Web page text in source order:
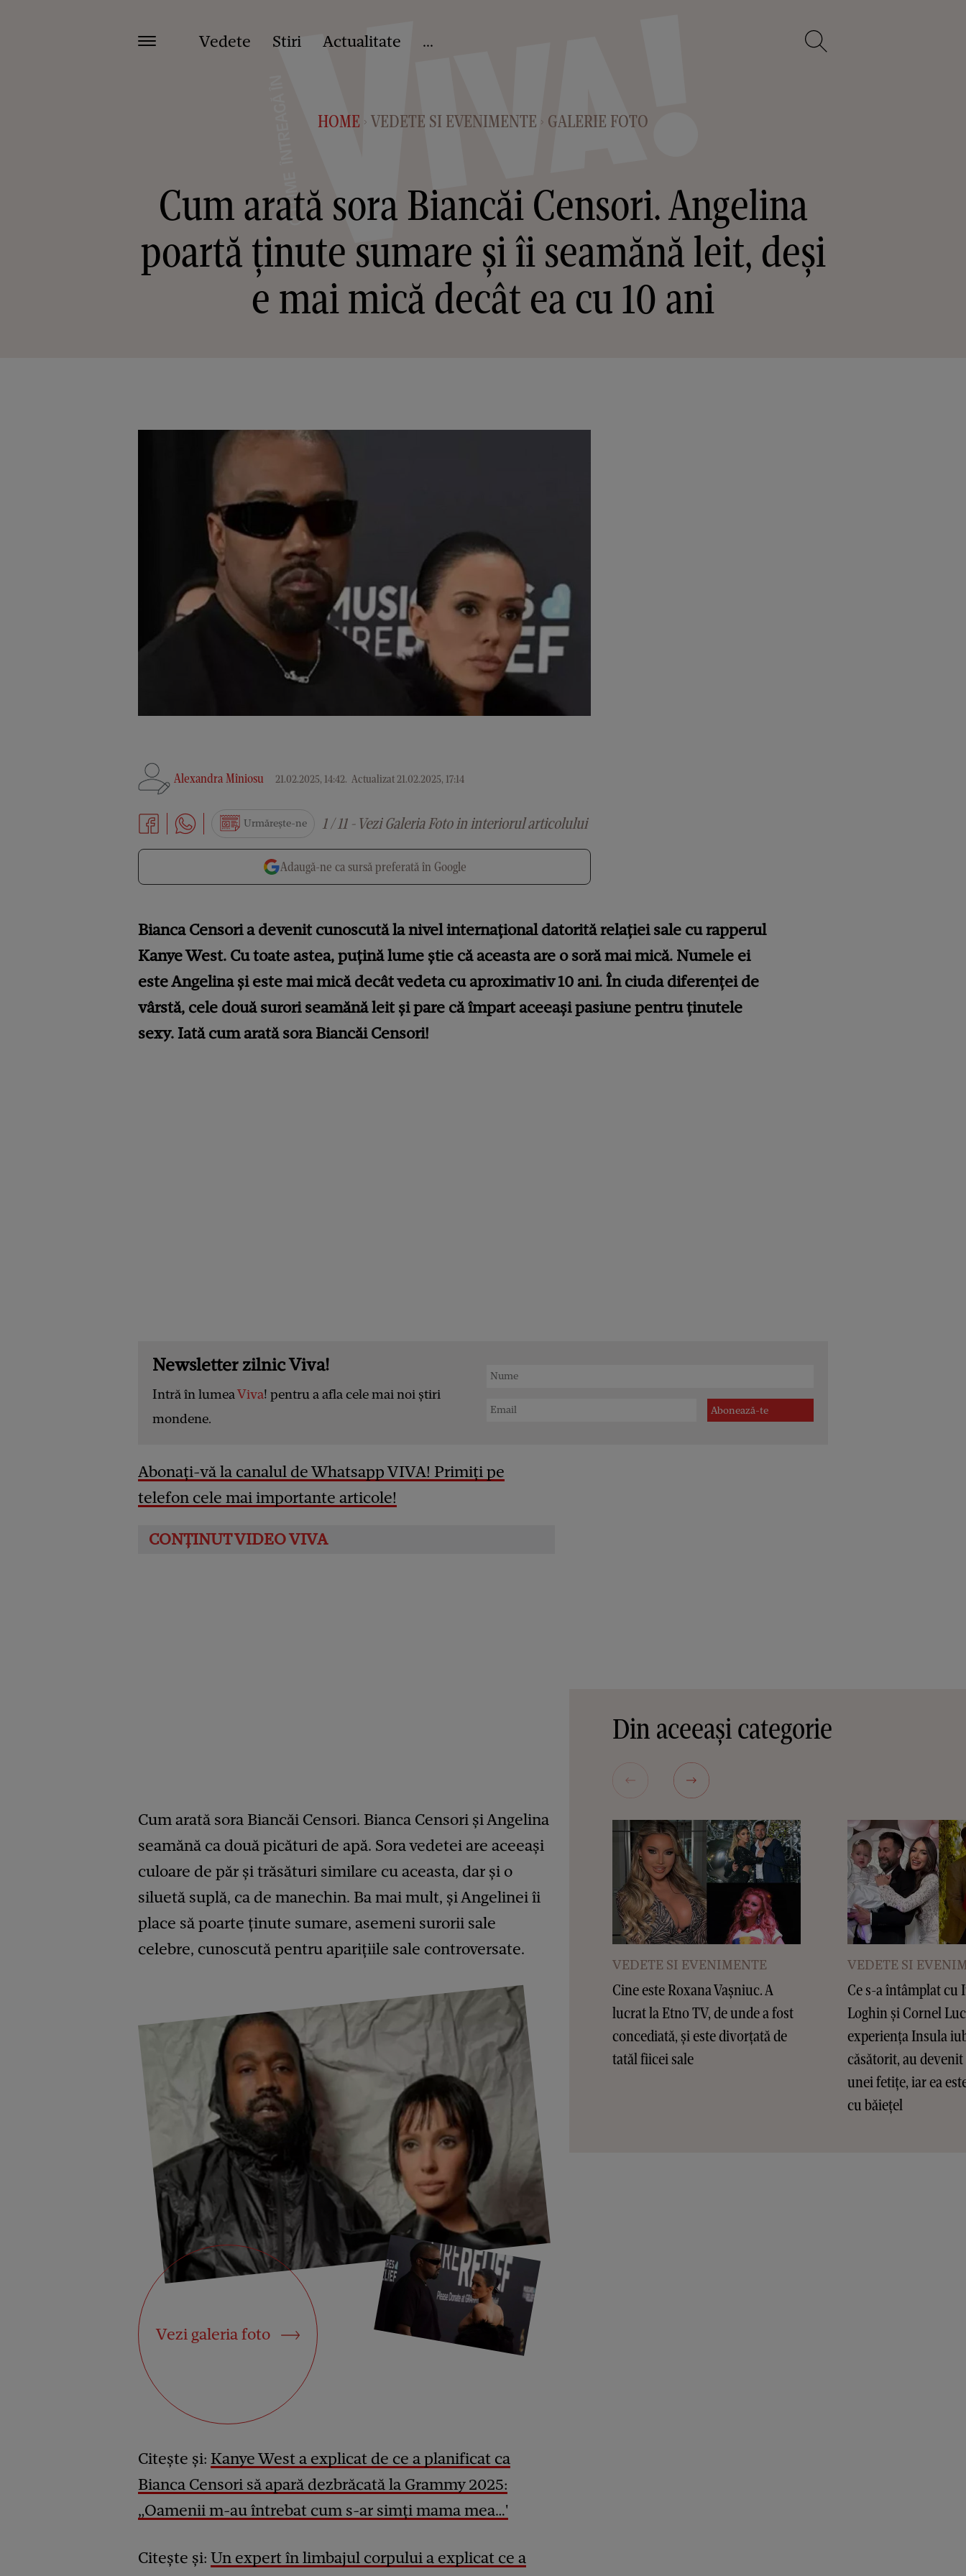
Vedete Stiri Actualitate ...
HOME > VEDETE SI EVENIMENTE > GALERIE FOTO
Cum arată sora Biancăi Censori. Angelina
poartă ținute sumare și îi seamănă leit, deși
e mai mică decât ea cu 10 ani
Alexandra Mîniosu 21.02.2025, 14:42. Actualizat 21.02.2025, 17:14
Urmărește-ne 1 / 11 - Vezi Galeria Foto in interiorul articolului
Adaugă-ne ca sursă preferată în Google
Bianca Censori a devenit cunoscută la nivel internațional datorită relației sale cu rapperul
Kanye West. Cu toate astea, puțină lume știe că aceasta are o soră mai mică. Numele ei
este Angelina și este mai mică decât vedeta cu aproximativ 10 ani. În ciuda diferenței de
vârstă, cele două surori seamănă leit și pare că împart aceeași pasiune pentru ținutele
sexy. Iată cum arată sora Biancăi Censori!
Newsletter zilnic Viva!
Intră în lumeaViva! pentru a afla cele mai noi știri
mondene.
Abonați-vă la canalul de Whatsapp VIVA! Primiți pe
telefon cele mai importante articole!
Cum arată sora Biancăi Censori. Bianca Censori și Angelina
seamănă ca două picături de apă. Sora vedetei are aceeași
culoare de păr și trăsături similare cu aceasta, dar și o
siluetă suplă, ca de manechin. Ba mai mult, și Angelinei îi
place să poarte ținute sumare, asemeni surorii sale
celebre, cunoscută pentru aparițiile sale controversate.
Vezi galeria foto
Citește și: Kanye West a explicat de ce a planificat ca
Bianca Censori să apară dezbrăcată la Grammy 2025:
„Oamenii m-au întrebat cum s-ar simți mama mea…'
Citește și: Un expert în limbajul corpului a explicat ce a
Din aceeași categorie
VEDETE SI EVENIMENTE
Cine este Roxana Vașniuc. A
lucrat la Etno TV, de unde a fost
concediată, și este divorțată de
tatăl fiicei sale
VEDETE SI
Ce s-a întâmplat cu
Loghin și Cornel
experiența Insula
căsătorit, au
unei fetițe, iar ea
cu băiețel